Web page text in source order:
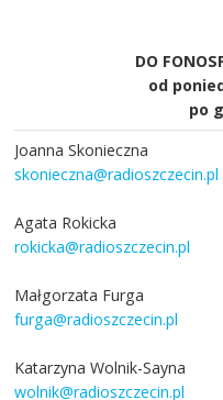
DO
od
po
Joanna Skonieczna
skonieczna@radioszczecin.pl
Agata Rokicka
rokicka@radioszczecin.pl
Małgorzata Furga
furga@radioszczecin.pl
Katarzyna Wolnik-Sayna
wolnik@radioszczecin.pl